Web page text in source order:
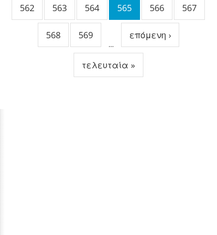
562 563 564 565 566 567
568 569
…
επόμενη ›
τελευταία »